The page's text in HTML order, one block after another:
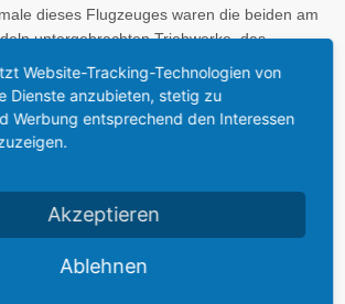
dieses Flugzeuges waren die beiden am
untergebrachten Triebwerke, das
T-Höhenleitwerk
und die an den
mitgeführtenZusatztanks
im April 1964 fiel fast mit der Ubernahme
Messerschmitt-Bölkow-Blohm (MBB)
um die Vermarktung des Hansajet auf dem
schwacher Resonanz. Allerdings zeigte die
Website-Tracking-Technologien von
Dienste anzubieten, stetig zu
Werbung entsprechend den Interessen
Akzeptieren
Ablehnen